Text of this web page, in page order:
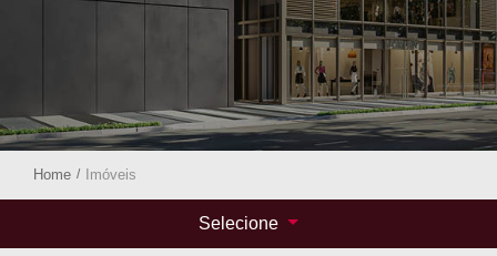
Home / Imóveis
Selecione